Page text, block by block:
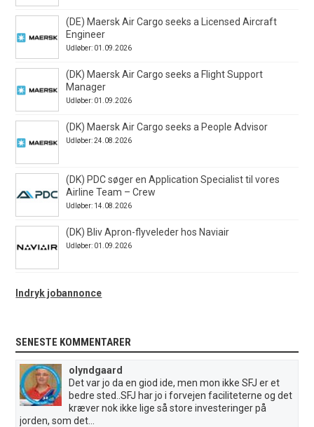
(DE) Maersk Air Cargo seeks a Licensed Aircraft
Engineer
Udløber: 01.09.2026
(DK) Maersk Air Cargo seeks a Flight Support
Manager
Udløber: 01.09.2026
(DK) Maersk Air Cargo seeks a People Advisor
Udløber: 24.08.2026
(DK) PDC søger en Application Specialist til vores
Airline Team – Crew
Udløber: 14.08.2026
(DK) Bliv Apron-flyveleder hos Naviair
Udløber: 01.09.2026
Indryk jobannonce
SENESTE KOMMENTARER
olyndgaard
Det var jo da en giod ide, men mon ikke SFJ er et
bedre sted..SFJ har jo i forvejen faciliteterne og det
kræver nok ikke lige så store investeringer på
jorden, som det...